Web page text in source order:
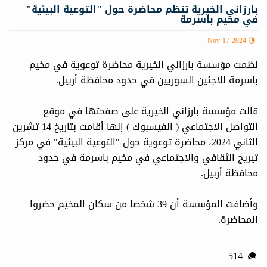
بارزاني الخيرية تنظم محاضرة حول "التوعية البيئية"
في مخيم باسرمة
Nov 17 2024
نظمت مؤسسة بارزاني الخيرية محاضرة توعوية في مخيم
باسرمة للاجئين السوريين في حدود محافظة أربيل.
قالت مؤسسة بارزاني الخيرية على صفحتها في موقع
التواصل الاجتماعي ( الفيسبوك ) إنها أقامت بتاريخ 14 تشرين
الثاني 2024، محاضرة توعوية حول "التوعية البيئية" في مركز
تيريج الثقافي والاجتماعي في مخيم باسرمة في حدود
محافظة أربيل.
وأضافت المؤسسة أن 39 شخصا من سكان المخيم حضروا
المحاضرة.